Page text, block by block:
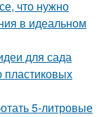
что нужно
в идеальном
для сада
5-литровые